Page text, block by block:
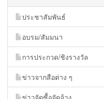
ประชาสัมพันธ์
อบรม/สัมมนา
การประกวด/ชิงรางวัล
ข่าวจากสือต่าง ๆ